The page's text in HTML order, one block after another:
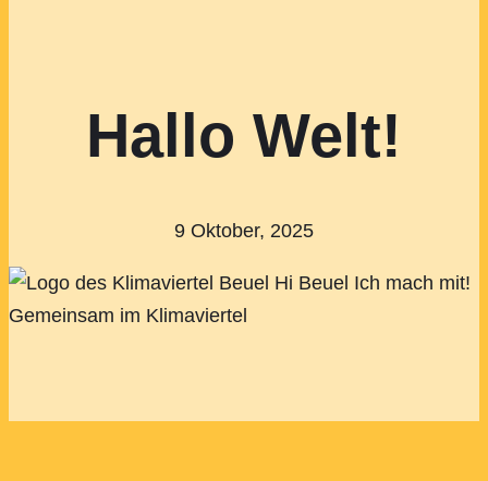
Hallo Welt!
9 Oktober, 2025